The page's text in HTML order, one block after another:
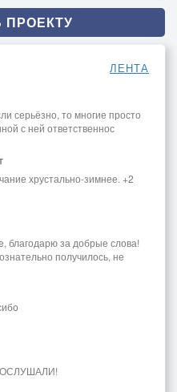
ЛЕНТА
серьёзно, то многие просто
с ней ответственнос
хрустально-зимнее. +2
благодарю за добрые слова!
получилось, не